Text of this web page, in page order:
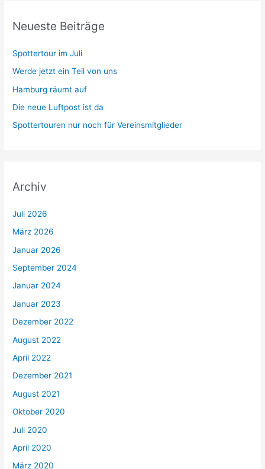
Neueste Beiträge
Spottertour im Juli
Werde jetzt ein Teil von uns
Hamburg räumt auf
Die neue Luftpost ist da
Spottertouren nur noch für Vereinsmitglieder
Archiv
Juli 2026
März 2026
Januar 2026
September 2024
Januar 2024
Januar 2023
Dezember 2022
August 2022
April 2022
Dezember 2021
August 2021
Oktober 2020
Juli 2020
April 2020
März 2020